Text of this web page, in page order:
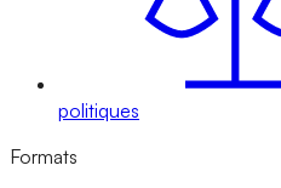
politiques
Formats